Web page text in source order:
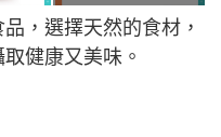
，選擇天然的食材，
健康又美味。